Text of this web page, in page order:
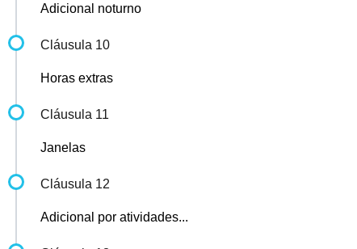
Adicional noturno
Cláusula 10
Horas extras
Cláusula 11
Janelas
Cláusula 12
Adicional por atividades...